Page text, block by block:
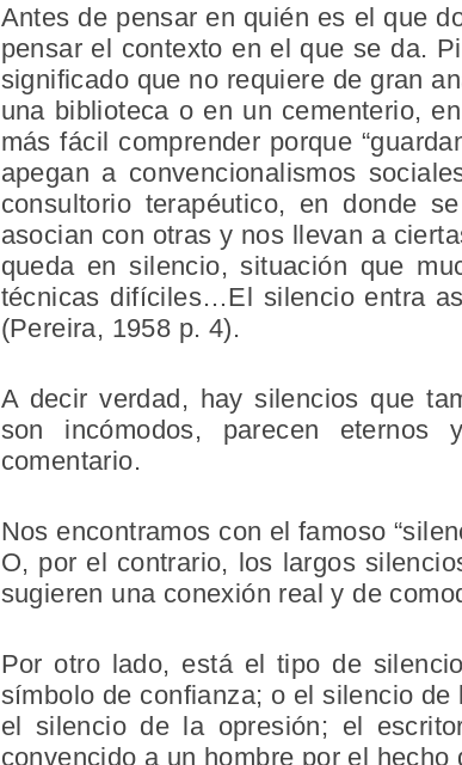
Antes de pensar en quién es el que
pensar el contexto en el que se da.
significado que no requiere de gran
una biblioteca o en un cementerio,
más fácil comprender porque
apegan a convencionalismos
consultorio terapéutico, en donde
asocian con otras y nos llevan a
queda en silencio, situación que
técnicas difíciles…El silencio entra
(Pereira, 1958 p. 4).
A decir verdad, hay silencios que
son incómodos, parecen
comentario.
Nos encontramos con el famoso
O, por el contrario, los largos
sugieren una conexión real y de
Por otro lado, está el tipo de
símbolo de confianza; o el silencio de
el silencio de la opresión; el
convencido a un hombre por el hecho